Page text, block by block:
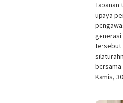
Tabanan
upaya
generasi
tersebut
bersama
Kamis,